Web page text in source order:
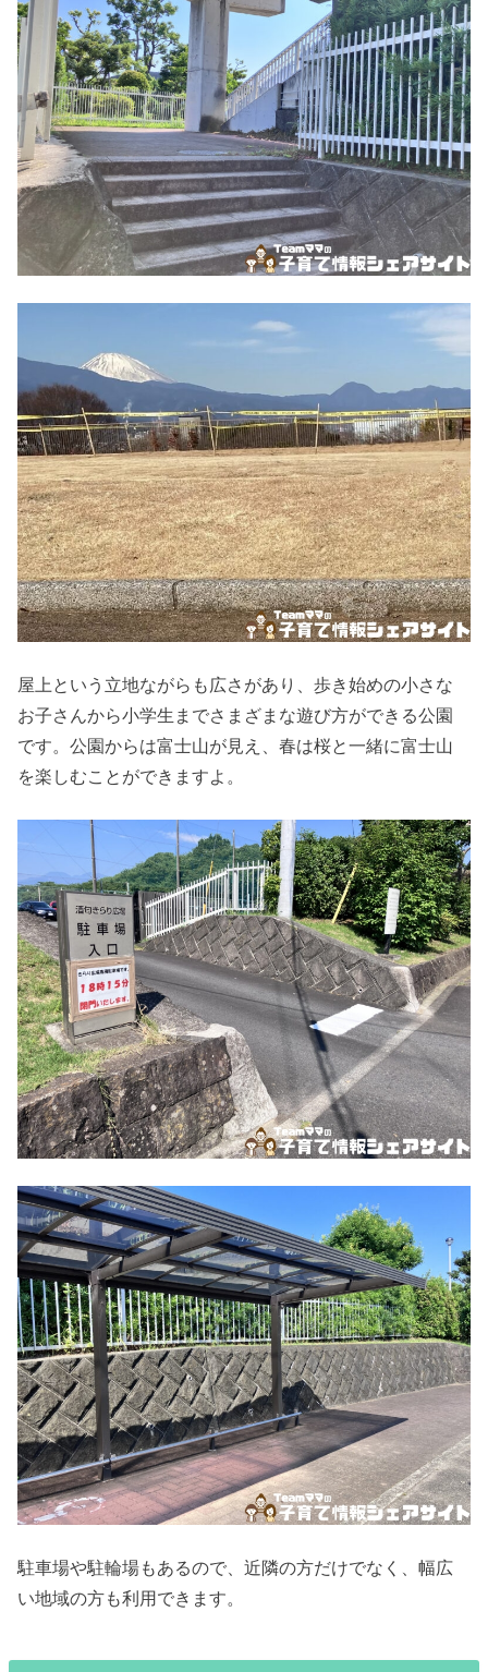
屋上という立地ながらも広さがあり、歩き始めの小さな
お子さんから小学生までさまざまな遊び方ができる公園
です。公園からは富士山が見え、春は桜と一緒に富士山
を楽しむことができますよ。
駐車場や駐輪場もあるので、近隣の方だけでなく、幅広
い地域の方も利用できます。